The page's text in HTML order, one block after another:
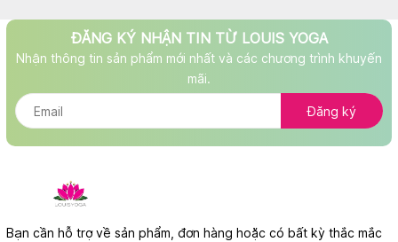
ĐĂNG KÝ NHẬN TIN TỪ LOUIS YOGA
Nhận thông tin sản phẩm mới nhất và các chương trình khuyến
mãi.
Đăng ký
Bạn cần hỗ trợ về sản phẩm, đơn hàng hoặc có bất kỳ thắc mắc